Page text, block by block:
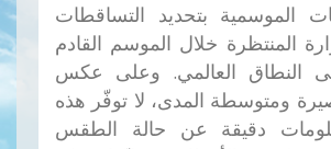
الموسمية بتحديد التساقطات
المنتظرة خلال الموسم القادم
النطاق العالمي. وعلى عكس
ومتوسطة المدى، لا توفّر هذه
دقيقة عن حالة الطقس